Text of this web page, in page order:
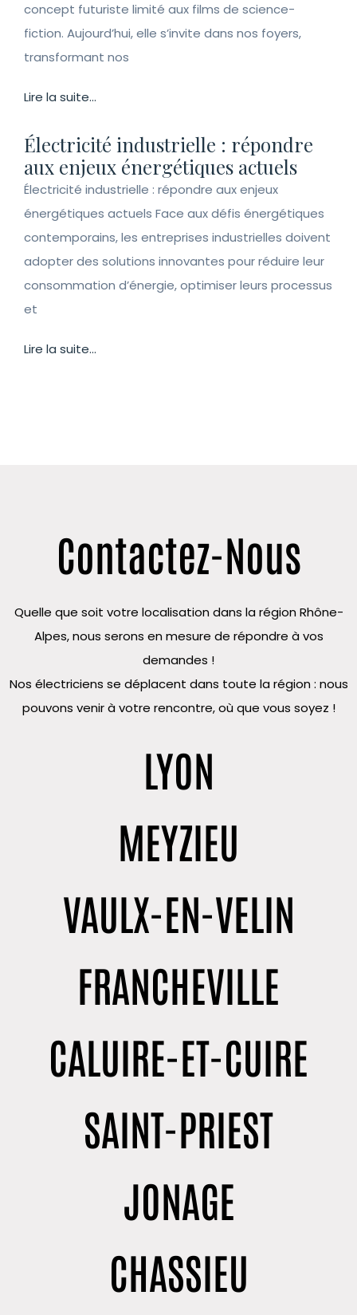
concept futuriste limité aux films de science-
fiction. Aujourd’hui, elle s’invite dans nos foyers,
transformant nos
Lire la suite...
Électricité industrielle : répondre
aux enjeux énergétiques actuels
Électricité industrielle : répondre aux enjeux
énergétiques actuels Face aux défis énergétiques
contemporains, les entreprises industrielles doivent
adopter des solutions innovantes pour réduire leur
consommation d’énergie, optimiser leurs processus
et
Lire la suite...
Contactez-Nous
Quelle que soit votre localisation dans la région Rhône-
Alpes, nous serons en mesure de répondre à vos
demandes !
Nos électriciens se déplacent dans toute la région : nous
pouvons venir à votre rencontre, où que vous soyez !
LYON
MEYZIEU
VAULX-EN-VELIN
FRANCHEVILLE
CALUIRE-ET-CUIRE
SAINT-PRIEST
JONAGE
CHASSIEU